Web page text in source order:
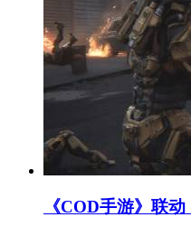
《COD手游》联